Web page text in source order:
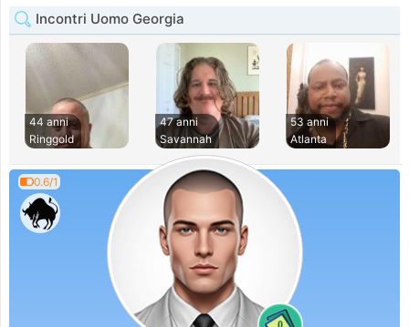
Incontri Uomo Georgia
44 anni
Ringgold
47 anni
Savannah
53 anni
Atlanta
0.6/1